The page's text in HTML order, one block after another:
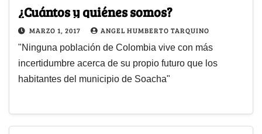
¿Cuántos y quiénes somos?
MARZO 1, 2017 ANGEL HUMBERTO TARQUINO
"Ninguna población de Colombia vive con más
incertidumbre acerca de su propio futuro que los
habitantes del municipio de Soacha"